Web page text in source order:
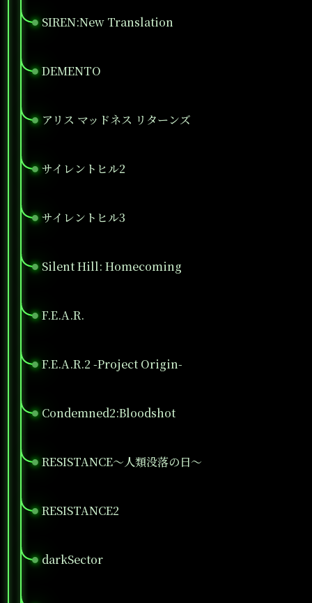
SIREN:New Translation
●
DEMENTO
●
アリス マッドネス リターンズ
●
サイレントヒル2
●
サイレントヒル3
●
Silent Hill: Homecoming
●
F.E.A.R.
●
F.E.A.R.2 -Project Origin-
●
Condemned2:Bloodshot
●
RESISTANCE～人類没落の日～
●
RESISTANCE2
●
darkSector
●